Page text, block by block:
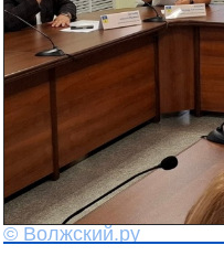
© Волжский.ру